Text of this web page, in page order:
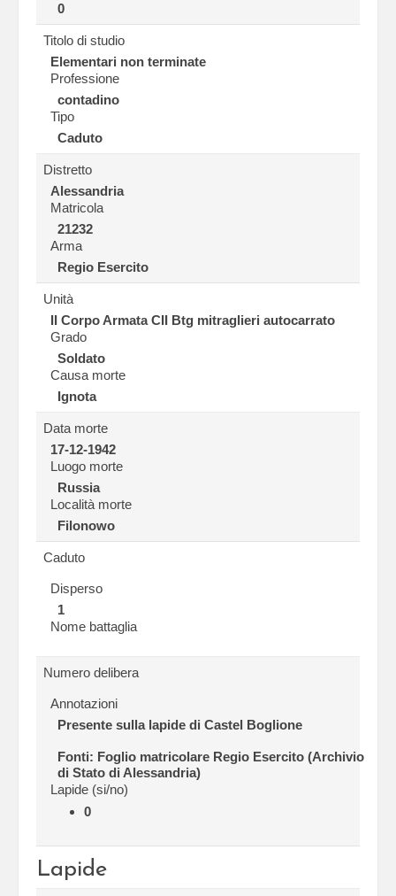
0
Titolo di studio
Elementari non terminate
Professione
contadino
Tipo
Caduto
Distretto
Alessandria
Matricola
21232
Arma
Regio Esercito
Unità
II Corpo Armata CII Btg mitraglieri autocarrato
Grado
Soldato
Causa morte
Ignota
Data morte
17-12-1942
Luogo morte
Russia
Località morte
Filonowo
Caduto
Disperso
1
Nome battaglia
Numero delibera
Annotazioni
Presente sulla lapide di Castel Boglione
Fonti: Foglio matricolare Regio Esercito (Archivio
di Stato di Alessandria)
Lapide (si/no)
0
Lapide